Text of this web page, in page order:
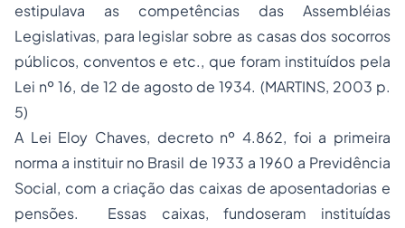
estipulava as competências das Assembléias
Legislativas, para legislar sobre as casas dos socorros
públicos, conventos e etc., que foram instituídos pela
Lei nº 16, de 12 de agosto de 1934. (MARTINS, 2003 p.
5)
A Lei Eloy Chaves, decreto nº 4.862, foi a primeira
norma a instituir no Brasil de 1933 a 1960 a Previdência
Social, com a criação das caixas de aposentadorias e
pensões. Essas caixas, fundoseram instituídas